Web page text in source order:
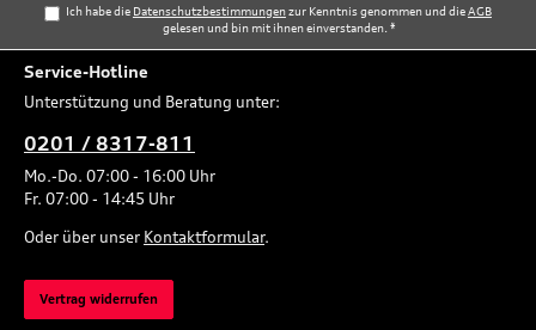
Ich habe die Datenschutzbestimmungenzur Kenntnis genommen und dieAGB
gelesen und bin mit ihnen einverstanden.*
Service-Hotline
Unterstützung und Beratung unter:
0201 / 8317-811
Mo.-Do. 07:00 - 16:00 Uhr
Fr. 07:00 - 14:45 Uhr
Oder über unser Kontaktformular.
Vertrag widerrufen